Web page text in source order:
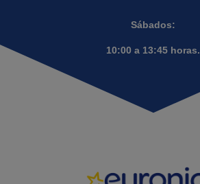
Sábados:
10:00 a 13:45 horas.